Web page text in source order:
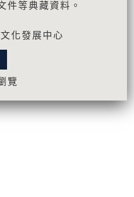
件等典藏資料。
化發展中心
覽